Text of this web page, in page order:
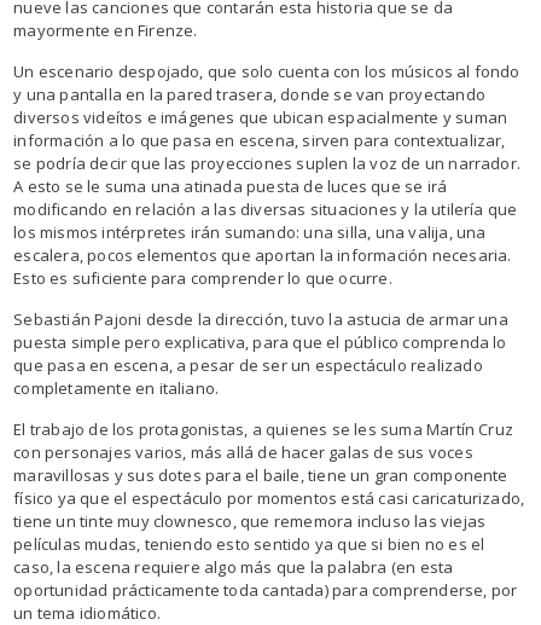
nueve las canciones que contarán esta historia que se da
mayormente en Firenze.
Un escenario despojado, que solo cuenta con los músicos al fondo
y una pantalla en la pared trasera, donde se van proyectando
diversos videítos e imágenes que ubican espacialmente y suman
información a lo que pasa en escena, sirven para contextualizar,
se podría decir que las proyecciones suplen la voz de un narrador.
A esto se le suma una atinada puesta de luces que se irá
modificando en relación a las diversas situaciones y la utilería que
los mismos intérpretes irán sumando: una silla, una valija, una
escalera, pocos elementos que aportan la información necesaria.
Esto es suficiente para comprender lo que ocurre.
Sebastián Pajoni desde la dirección, tuvo la astucia de armar una
puesta simple pero explicativa, para que el público comprenda lo
que pasa en escena, a pesar de ser un espectáculo realizado
completamente en italiano.
El trabajo de los protagonistas, a quienes se les suma Martín Cruz
con personajes varios, más allá de hacer galas de sus voces
maravillosas y sus dotes para el baile, tiene un gran componente
físico ya que el espectáculo por momentos está casi caricaturizado,
tiene un tinte muy clownesco, que rememora incluso las viejas
películas mudas, teniendo esto sentido ya que si bien no es el
caso, la escena requiere algo más que la palabra (en esta
oportunidad prácticamente toda cantada) para comprenderse, por
un tema idiomático.